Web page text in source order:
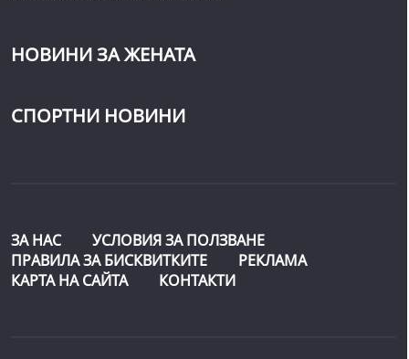
НОВИНИ ЗА ЖЕНАТА
СПОРТНИ НОВИНИ
ЗА НАС
УСЛОВИЯ ЗА ПОЛЗВАНЕ
ПРАВИЛА ЗА БИСКВИТКИТЕ
РЕКЛАМА
КАРТА НА САЙТА
КОНТАКТИ